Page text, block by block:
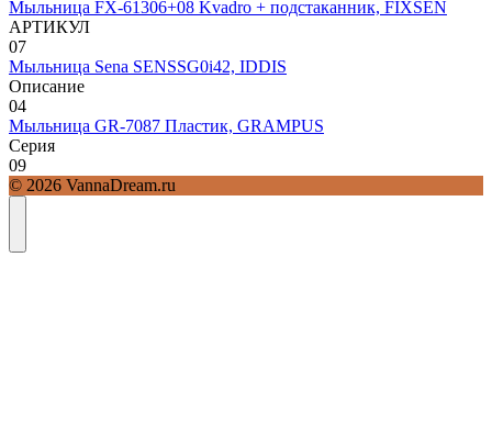
Мыльница FX-61306+08 Kvadro + подстаканник, FIXSEN
АРТИКУЛ
07
Мыльница Sena SENSSG0i42, IDDIS
Описание
04
Мыльница GR-7087 Пластик, GRAMPUS
Серия
09
© 2026 VannaDream.ru